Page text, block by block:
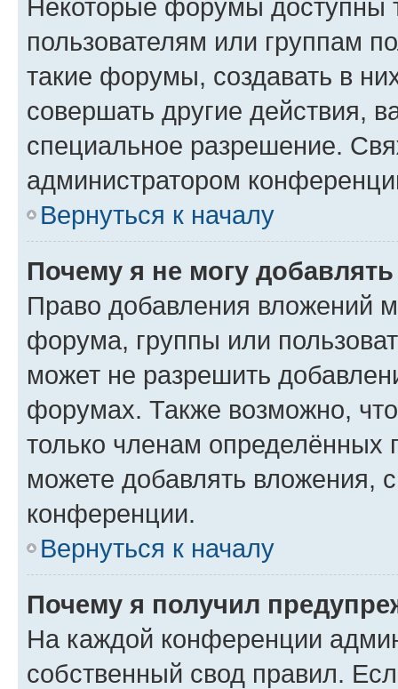
Некоторые форумы доступны
пользователям или группам
такие форумы, создавать в
совершать другие действия,
специальное разрешение.
администратором
Вернуться к началу
Почему я не могу
Право добавления вложений
форума, группы или
может не разрешить
форумах. Также возможно,
только членам определённых
можете добавлять вложения,
конференции.
Вернуться к началу
Почему я получил
На каждой конференции
собственный свод правил.